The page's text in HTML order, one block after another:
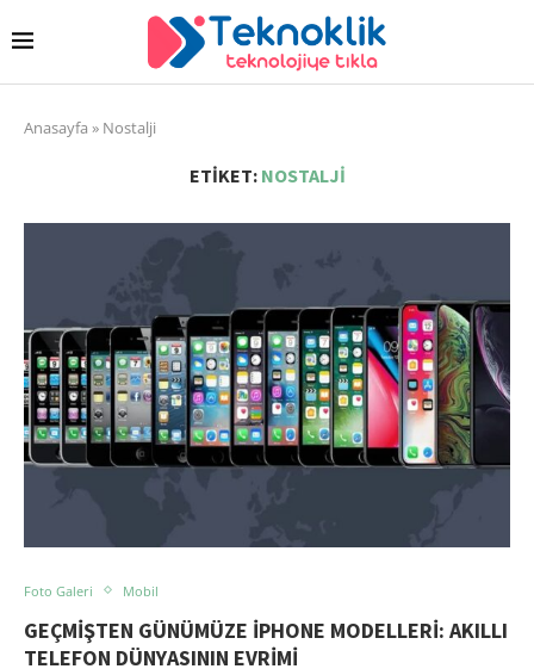
Anasayfa » Nostalji
ETIKET: NOSTALJI
Foto Galeri Mobil
GEÇMIŞTEN GÜNÜMÜZE IPHONE MODELLERI: AKILLI
TELEFON DÜNYASININ EVRIMI